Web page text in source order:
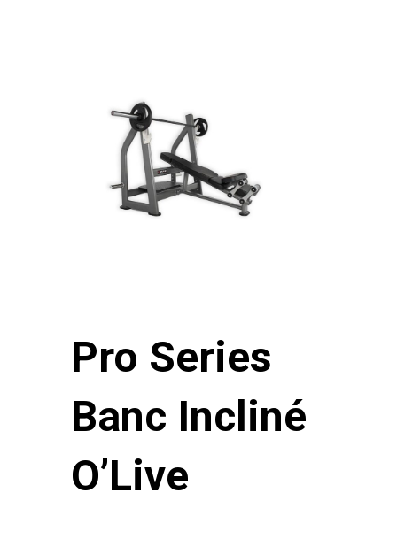
Pro Series
Banc Incliné
O’Live